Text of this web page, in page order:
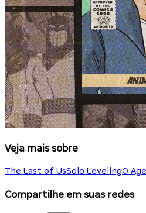
Veja mais sobre
The Last of UsSolo LevelingO
Compartilhe em suas redes